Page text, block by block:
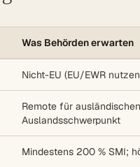
Was Behörden erwarten
Nicht-EU (EU/EWR
Remote für
Auslandsschwerpunkt
Mindestens 200 % SMI;